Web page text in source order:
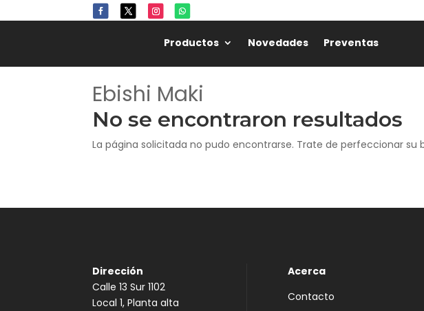
Productos Novedades Preventas
Ebishi Maki
No se encontraron resultados
La página solicitada no pudo encontrarse. Trate de perfeccionar
Dirección
Calle 13 Sur 1102
Local 1, Planta alta
Acerca
Contacto